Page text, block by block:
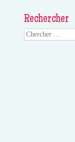
Rechercher
Search